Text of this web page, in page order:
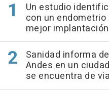
Un estudio
con un
mejor
Sanidad informa
Andes en un
se encuentra de